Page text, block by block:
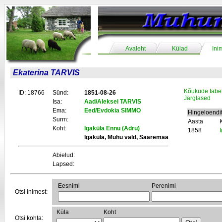
Avaleht Külad
Ekaterina TARVIS
ID: 18766 Sünd:
1851-08-26
Isa:
Aad/Aleksei TARVIS
Ema:
Eed/Evdokia SIMMO
Surm:
Koht:
Igaküla Ennu (Adru)
Igaküla, Muhu vald, Saaremaa
Abielud:
Lapsed:
Kõukude
Järglased
Aasta
1858
Otsi inimest:
Eesnimi Perenimi
Otsi kohta:
Küla Koht